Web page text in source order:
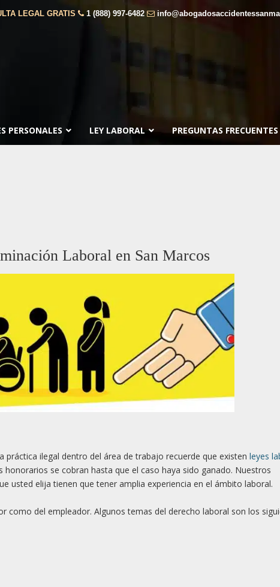
LEGAL GRATIS 1 (888) 997-6482
PERSONALES LEY LABORAL PREGUNTAS FRECUENTES
Laboral en San Marcos
ilegal dentro del área de trabajo recuerde que existen leyes
se cobran hasta que el caso haya sido ganado. Nuestros
usted elija tienen que tener amplia experiencia en el ámbito laboral.
como del empleador. Algunos temas del derecho laboral son los